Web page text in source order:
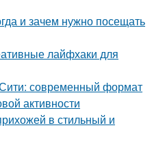
и зачем нужно посещать
лайфхаки для
современный формат
активности
в стильный и